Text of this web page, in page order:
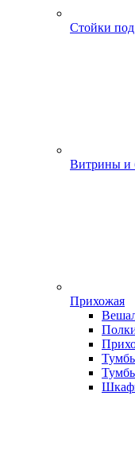
Стойки
Витрины и
Прихожая